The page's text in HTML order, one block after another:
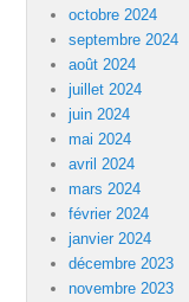
octobre 2024
septembre 2024
août 2024
juillet 2024
juin 2024
mai 2024
avril 2024
mars 2024
février 2024
janvier 2024
décembre 2023
novembre 2023